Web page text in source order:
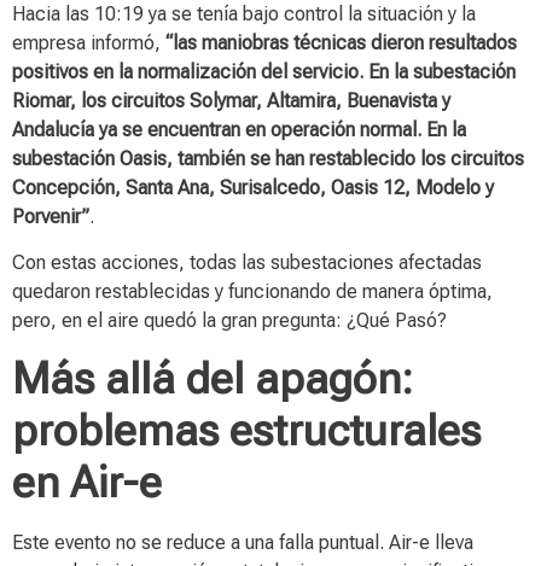
Hacia las 10:19 ya se tenía bajo control la situación y la
empresa informó, “las maniobras técnicas dieron resultados
positivos en la normalización del servicio. En la subestación
Riomar, los circuitos Solymar, Altamira, Buenavista y
Andalucía ya se encuentran en operación normal. En la
subestación Oasis, también se han restablecido los circuitos
Concepción, Santa Ana, Surisalcedo, Oasis 12, Modelo y
Porvenir”.
Con estas acciones, todas las subestaciones afectadas
quedaron restablecidas y funcionando de manera óptima,
pero, en el aire quedó la gran pregunta: ¿Qué Pasó?
Más allá del apagón:
problemas estructurales
en Air-e
Este evento no se reduce a una falla puntual. Air-e lleva